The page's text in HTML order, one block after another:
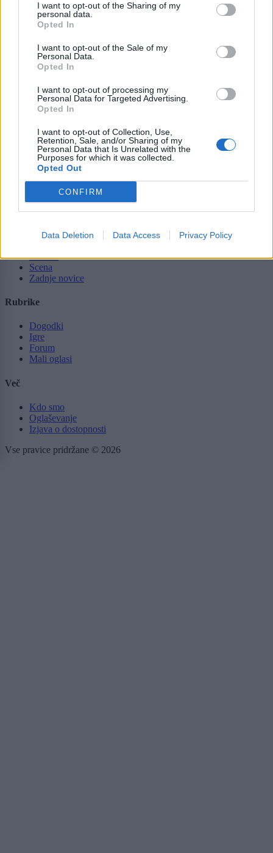
I want to opt-out of the Sharing of my
personal data.
Opted In
I want to opt-out of the Sale of my
Personal Data.
Opted In
I want to opt-out of processing my
Personal Data for Targeted Advertising.
Opted In
I want to opt-out of Collection, Use,
Retention, Sale, and/or Sharing of my
Personal Data that Is Unrelated with the
Purposes for which it was collected.
Opted Out
CONFIRM
Data Deletion Data Access Privacy Policy
Moji Mediji d.o.o.
dolenjskainfo.com•ljubljanainfo.com•gorenjskainfo.com•
Tematike
Lokalno
Slovenija
Politika
Gospodarstvo
Zdravje
Kultura
Scena
Zadnje novice
Rubrike
Dogodki
Igre
Forum
Mali oglasi
Več
Kdo smo
Oglaševanje
Izjava o dostopnosti
Vse pravice pridržane © 2026